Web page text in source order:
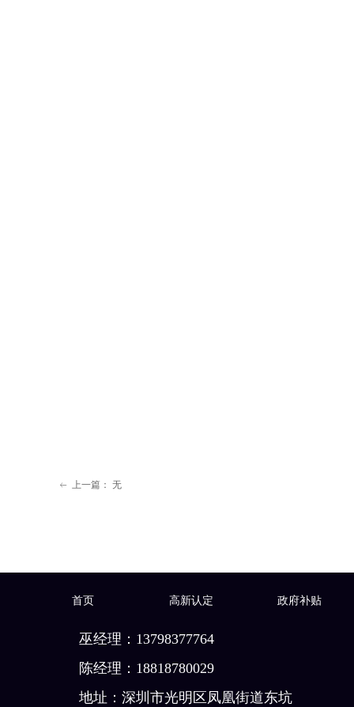
ꂃ 上一篇： 无
首页 高新认定 政府补贴
巫经理：13798377764
陈经理：18818780029
地址：深圳市光明区凤凰街道东坑